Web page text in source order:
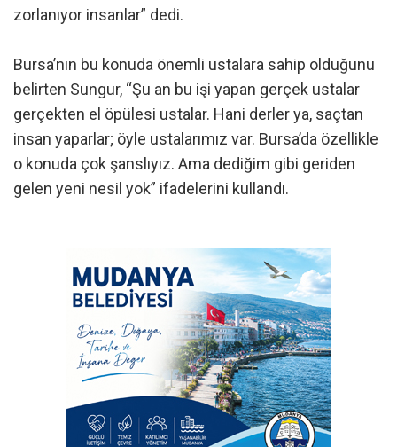
zorlanıyor insanlar” dedi.
Bursa’nın bu konuda önemli ustalara sahip olduğunu
belirten Sungur, “Şu an bu işi yapan gerçek ustalar
gerçekten el öpülesi ustalar. Hani derler ya, saçtan
insan yaparlar; öyle ustalarımız var. Bursa’da özellikle
o konuda çok şanslıyız. Ama dediğim gibi geriden
gelen yeni nesil yok” ifadelerini kullandı.